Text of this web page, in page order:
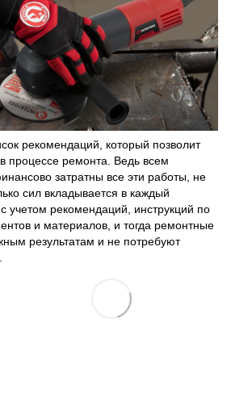
рекомендаций, который позволит
процессе ремонта. Ведь всем
затратны все эти работы, не
сил вкладывается в каждый
учетом рекомендаций, инструкций по
и материалов, и тогда ремонтные
результатам и не потребуют